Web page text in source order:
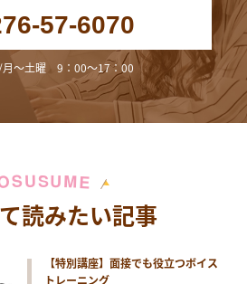
57-6070
月～土曜 9：00～17：00
SUSUME
読みたい記事
【特別講座】面接でも役立つボイス
トレーニング